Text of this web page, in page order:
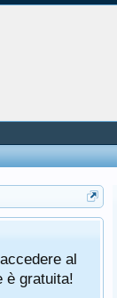
al
è gratuita!